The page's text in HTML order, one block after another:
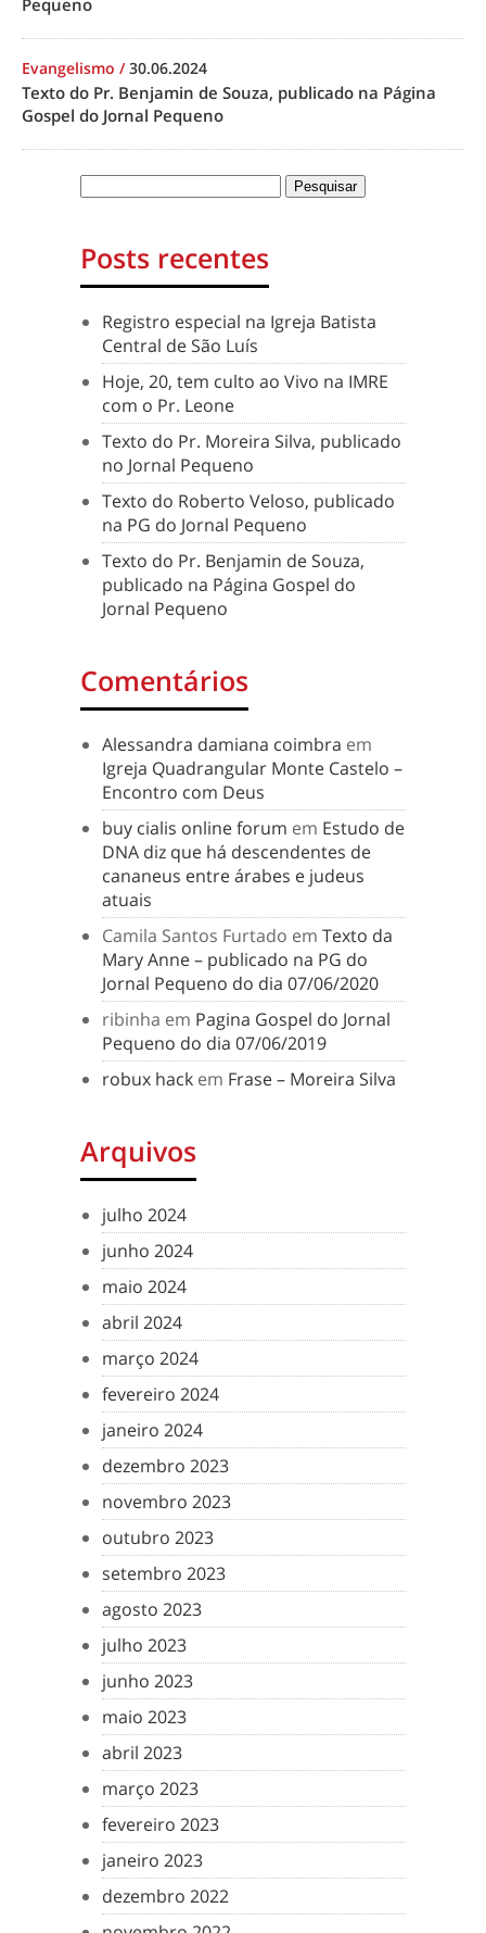
Pequeno
Evangelismo /30.06.2024
Texto do Pr. Benjamin de Souza, publicado na Página
Gospel do Jornal Pequeno
Posts recentes
Registro especial na Igreja Batista
Central de São Luís
Hoje, 20, tem culto ao Vivo na IMRE
com o Pr. Leone
Texto do Pr. Moreira Silva, publicado
no Jornal Pequeno
Texto do Roberto Veloso, publicado
na PG do Jornal Pequeno
Texto do Pr. Benjamin de Souza,
publicado na Página Gospel do
Jornal Pequeno
Comentários
Alessandra damiana coimbra em
Igreja Quadrangular Monte Castelo –
Encontro com Deus
buy cialis online forum em Estudo de
DNA diz que há descendentes de
cananeus entre árabes e judeus
atuais
Camila Santos Furtado em Texto da
Mary Anne – publicado na PG do
Jornal Pequeno do dia 07/06/2020
ribinha em Pagina Gospel do Jornal
Pequeno do dia 07/06/2019
robux hack em Frase – Moreira Silva
Arquivos
julho 2024
junho 2024
maio 2024
abril 2024
março 2024
fevereiro 2024
janeiro 2024
dezembro 2023
novembro 2023
outubro 2023
setembro 2023
agosto 2023
julho 2023
junho 2023
maio 2023
abril 2023
março 2023
fevereiro 2023
janeiro 2023
dezembro 2022